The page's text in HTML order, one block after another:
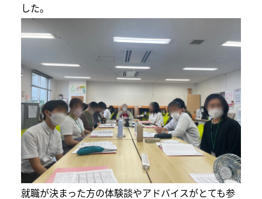
した。
就職が決まった方の体験談やアドバイスがとても参